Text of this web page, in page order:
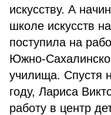
искусству. А
школе искусств
поступила на
Южно-
училища. Спустя
году, Лариса
работу в центр